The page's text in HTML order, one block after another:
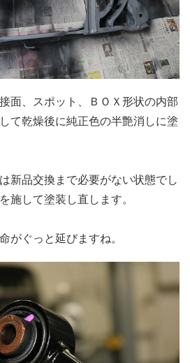
面、スポット、ＢＯＸ形状の内部
て乾燥後に純正色の半艶消しに塗
新品交換まで必要がない状態でし
施して塗装し直します。
がぐっと延びますね。​